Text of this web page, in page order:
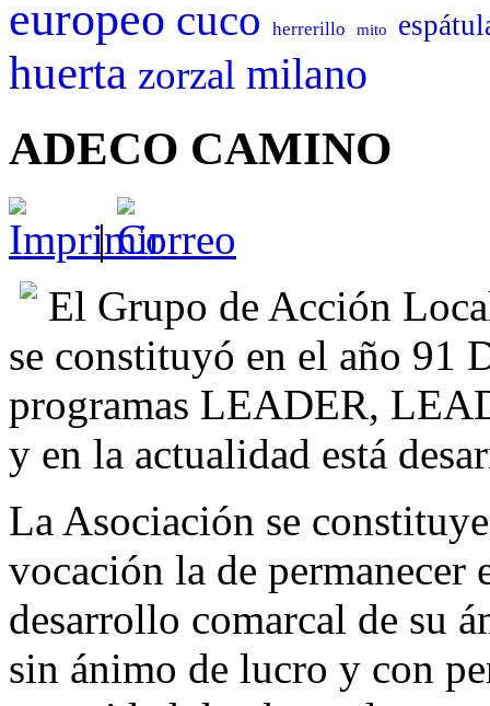
europeo cuco herrerillo mito
huerta zorzal milano
ADECO CAMINO
|
El Grupo de Acción
se constituyó en el año 91
programas LEADER,
y en la actualidad está
La Asociación se
vocación la de
desarrollo comarcal de su
sin ánimo de lucro y con